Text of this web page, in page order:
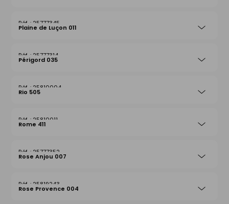
25777345
Plaine de Luçon 011
25777314
Périgord 035
25810004
Rio 505
25810011
Rome 411
25777352
Rose Anjou 007
25819243
Rose Provence 004